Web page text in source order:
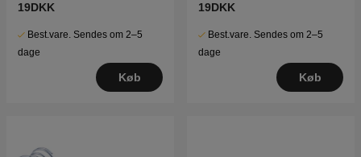
19DKK
Best.vare. Sendes om 2–5
dage
Køb
19DKK
Best.vare. Sendes om 2–5
dage
Køb